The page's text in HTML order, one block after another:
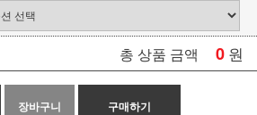
총 상품 금액 0 원
장바구니 구매하기